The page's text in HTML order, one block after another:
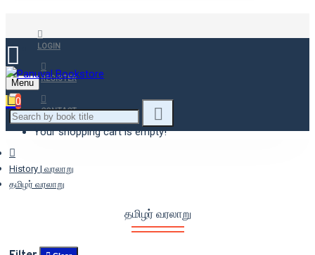
LOGIN
REGISTER
CONTACT
Menu
0
Your shopping cart is empty!
History | வரலாறு
தமிழர் வரலாறு
தமிழர் வரலாறு